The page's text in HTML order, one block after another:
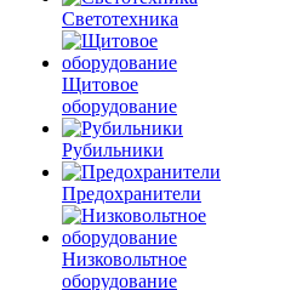
Светотехника
Щитовое
оборудование
Рубильники
Предохранители
Низковольтное
оборудование